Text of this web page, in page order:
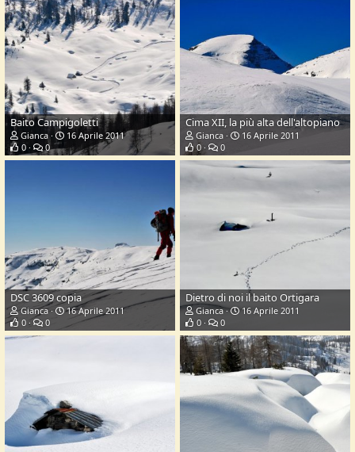
Baito Campigoletti
Gianca
16 Aprile 2011
0
0
Cima XII, la più alta dell'altopiano
Gianca
16 Aprile 2011
0
0
DSC 3609 copia
Gianca
16 Aprile 2011
0
0
Dietro di noi il baito Ortigara
Gianca
16 Aprile 2011
0
0